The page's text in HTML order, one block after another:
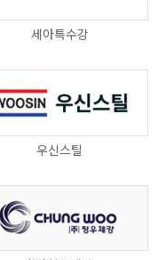
세아특수강
우신스틸